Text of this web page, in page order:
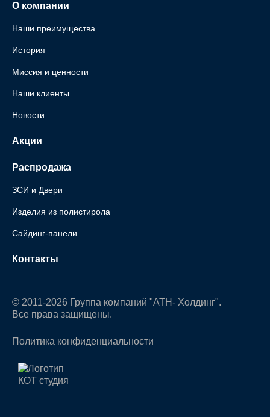
О компании
Наши преимущества
История
Миссия и ценности
Наши клиенты
Новости
Акции
Распродажа
ЗСИ и Двери
Изделия из полистирола
Сайдинг-панели
Контакты
© 2011-2026 Группа компаний "АТН- Холдинг".
Все права защищены.
Политика конфиденциальности